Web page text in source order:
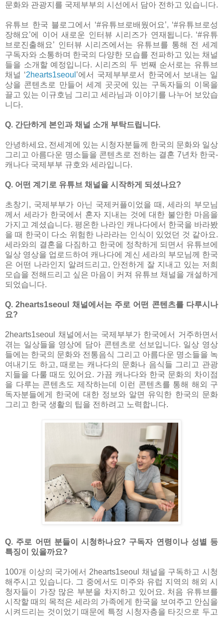
문화와 관광지를 국제부부의 시선에서 담아 전하고 있습니다.
유튜브 한국 블로그에서 ‘#유튜브로배웠어요’, ‘#유튜브로성
장해요’에 이어 새로운 인터뷰 시리즈가 연재됩니다. ‘#유튜
브로진출해요’ 인터뷰 시리즈에서는 유튜브를 통해 전 세계
구독자와 소통하며 한국의 다양한 모습를 전파하고 있는 채널
들을 소개할 예정입니다. 시리즈의 두 번째 순서로는 유튜브
채널 ‘2hearts1seoul ’에서 국제부부로서 한국에서 보내는 일
상을 콘텐츠로 만들어 세계 곳곳에 있는 구독자들의 이목을
끌고 있는 이규호님 그리고 세라님과 이야기를 나누어 보았습
니다.
Q. 간단하게 본인과 채널 소개 부탁드립니다.
안녕하세요, 전세계에 있는 시청자분들께 한국의 문화와 일상
그리고 아름다운 명소들을 콘텐츠로 전하는 결혼 7년차 한국-
캐나다 국제부부 규호와 세라입니다.
Q. 어떤 계기로 유튜브 채널을 시작하게 되셨나요?
초창기, 국제부부가 아닌 국제커플이었을 때, 세라의 부모님
께서 세라가 한국에서 혼자 지내는 것에 대한 불안한 마음을
가지고 계셨습니다. 평온한 나라인 캐나다에서 한국을 바라봤
을 때 한국이 다소 위험한 나라라는 인식이 있었던 것 같아요.
세라와의 결혼을 다짐하고 한국에 정착하게 되면서 유튜브에
일상 영상을 업로드하여 캐나다에 계신 세라의 부모님께 한국
은 어떤 나라인지 알려드리고, 안전하게 잘 지내고 있는 저희
모습을 전해드리고 싶은 마음이 커져 유튜브 채널을 개설하게
되었습니다.
Q. 2hearts1seoul 채널에서는 주로 어떤 콘텐츠를 다루시나
요?
2hearts1seoul 채널에서는 국제부부가 한국에서 거주하면서
겪는 일상들을 영상에 담아 콘텐츠로 선보입니다. 일상 영상
들에는 한국의 문화와 전통음식 그리고 아름다운 명소들을 녹
여내기도 하고, 때로는 캐나다의 문화나 음식들 그리고 관광
지들을 다룰 때도 있어요. 가끔 캐나다와 한국 문화의 차이점
을 다루는 콘텐츠도 제작하는데 이런 콘텐츠를 통해 해외 구
독자분들에게 한국에 대한 정보와 알면 유익한 한국의 문화
그리고 한국 생활의 팁을 전하려고 노력합니다.
Q. 주로 어떤 분들이 시청하나요? 구독자 연령이나 성별 등
특징이 있을까요?
100개 이상의 국가에서 2hearts1seoul 채널을 구독하고 시청
해주시고 있습니다. 그 중에서도 미주와 유럽 지역의 해외 시
청자들이 가장 많은 부분을 차지하고 있어요. 처음 유튜브를
시작할 때의 목적은 세라의 가족에게 한국을 보여주고 안심을
시켜드리는 것이었기 때문에 특정 시청자층을 타깃으로 두고